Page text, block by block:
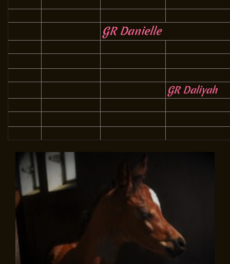
GR Danielle
GR Daliyah